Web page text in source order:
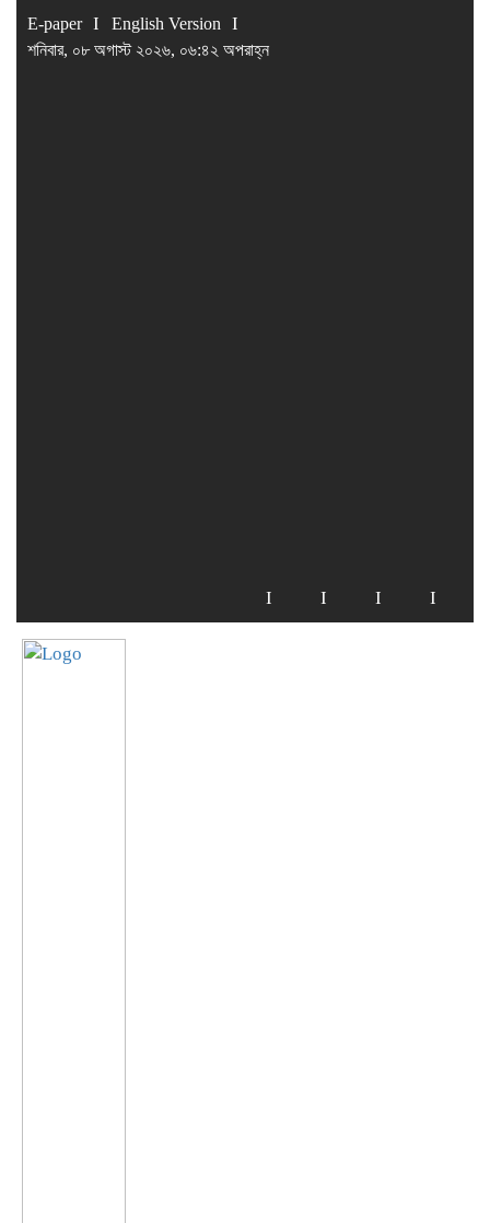
E-paper
English Version
শনিবার, ০৮ অগাস্ট ২০২৬, ০৬:৪২ অপরাহ্ন